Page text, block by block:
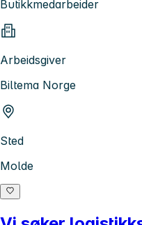
Butikkmedarbeider
Arbeidsgiver
Biltema Norge
Sted
Molde